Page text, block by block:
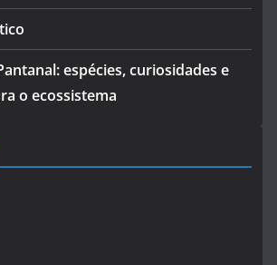
espécies, curiosidades e
o ecossistema